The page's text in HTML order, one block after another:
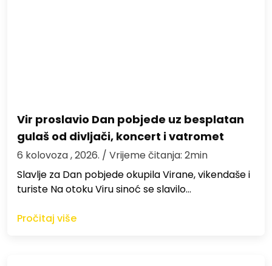
Vir proslavio Dan pobjede uz besplatan
gulaš od divljači, koncert i vatromet
6 kolovoza , 2026. / Vrijeme čitanja: 2min
Slavlje za Dan pobjede okupila Virane, vikendaše i
turiste Na otoku Viru sinoć se slavilo…
Pročitaj više